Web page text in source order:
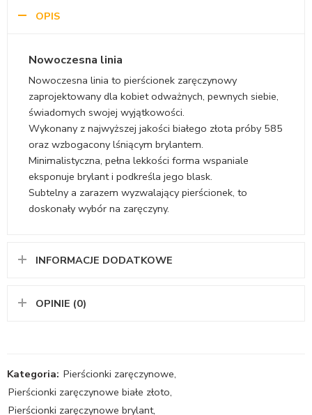
OPIS
Nowoczesna linia
Nowoczesna linia to pierścionek zaręczynowy
zaprojektowany dla kobiet odważnych, pewnych siebie,
świadomych swojej wyjątkowości.
Wykonany z najwyższej jakości białego złota próby 585
oraz wzbogacony lśniącym brylantem.
Minimalistyczna, pełna lekkości forma wspaniale
eksponuje brylant i podkreśla jego blask.
Subtelny a zarazem wyzwalający pierścionek, to
doskonały wybór na zaręczyny.
INFORMACJE DODATKOWE
OPINIE (0)
Kategoria: Pierścionki zaręczynowe,
Pierścionki zaręczynowe białe złoto,
Pierścionki zaręczynowe brylant,